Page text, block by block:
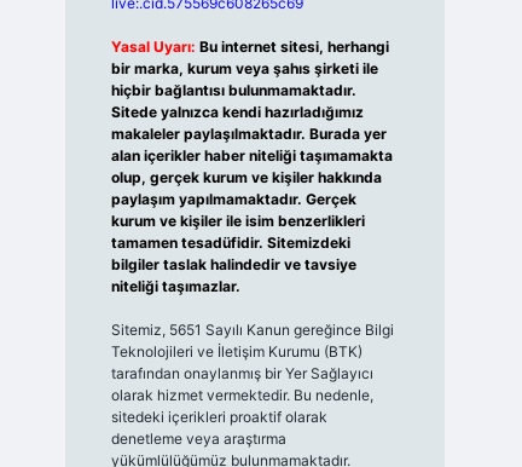
Yasal Uyarı: Bu internet sitesi, herhangi
bir marka, kurum veya şahıs şirketi ile
hiçbir bağlantısı bulunmamaktadır.
Sitede yalnızca kendi hazırladığımız
makaleler paylaşılmaktadır. Burada yer
alan içerikler haber niteliği taşımamakta
olup, gerçek kurum ve kişiler hakkında
paylaşım yapılmamaktadır. Gerçek
kurum ve kişiler ile isim benzerlikleri
tamamen tesadüfidir. Sitemizdeki
bilgiler taslak halindedir ve tavsiye
niteliği taşımazlar.
Sitemiz, 5651 Sayılı Kanun gereğince Bilgi
Teknolojileri ve İletişim Kurumu (BTK)
tarafından onaylanmış bir Yer Sağlayıcı
olarak hizmet vermektedir. Bu nedenle,
sitedeki içerikleri proaktif olarak
denetleme veya araştırma
yükümlülüğümüz bulunmamaktadır.